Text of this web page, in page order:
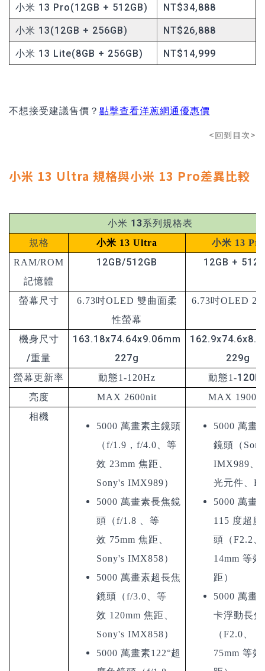
小米 13 Pro(12GB + 512GB) NT$34,888
小米 13(12GB + 256GB) NT$26,888
小米 13 Lite(8GB + 256GB) NT$14,999
不想接受建議售價？ 點擊查看洋蔥網通優惠價
<回到目次>
小米 13 Ultra 規格與小米 13 Pro差異比較
小米 13系列規格表
規格
小米 13 Ultra 小米 13 Pro
RAM/ROM
記憶體
12GB/512GB 12GB +
螢幕尺寸
6.73吋OLED 雙曲面柔
性螢幕
6.73吋OLED
機身尺寸
/重量
163.18x74.64x9.06mm
227g
229g
螢幕更新率 動態1-120Hz 動態1-
亮度 MAX 2600nit
MAX
相機
5000 萬畫素主鏡頭
（f/1.9，f/4.0、 等
效 23mm 焦距、
Sony's IMX989）
5000 萬畫素長焦鏡
頭（f/1.8 、 等
效 75mm 焦距、
Sony's IMX858）
5000 萬畫素超長焦
鏡頭（f/3.0 、等
效 120mm 焦距、
Sony's IMX858）
5000 萬畫素122°超
5000 萬畫
鏡頭（ Sony
IMX989、
光元件、
5000 萬畫
115 度超廣
頭（F2.2、
14mm 等效
距 ）
5000 萬畫
卡浮動長
（F2.0
75mm 等效